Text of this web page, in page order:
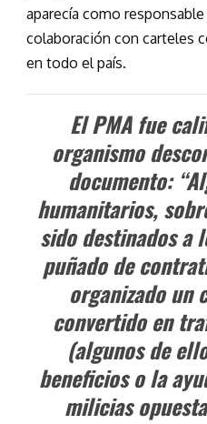
aparecía como
colaboración con carteles
en todo el país.
El PMA fue
organismo
documento:
humanitarios,
sido destinados a
puñado de
organizado un
convertido en
(algunos de
beneficios o la
milicias